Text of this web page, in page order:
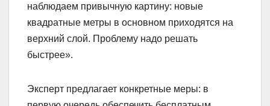
наблюдаем привычную картину: новые
квадратные метры в основном приходятся на
верхний слой. Проблему надо решать
быстрее».
Эксперт предлагает конкретные меры: в